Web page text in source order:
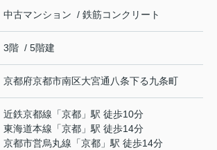
中古マンション / 鉄筋コンクリート
3階 / 5階建
京都府京都市南区大宮通八条下る九条町
近鉄京都線 「京都 」駅 徒歩10分
東海道本線 「京都 」駅 徒歩14分
京都市営烏丸線 「京都 」駅 徒歩14分